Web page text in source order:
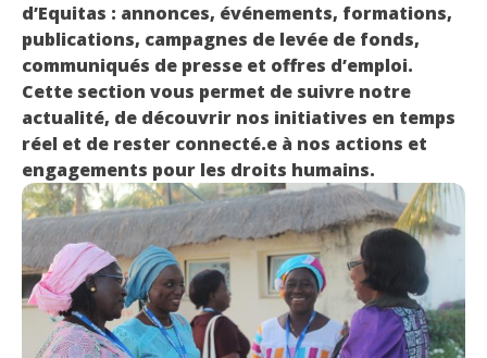
d’Equitas : annonces, événements, formations,
publications, campagnes de levée de fonds,
communiqués de presse et offres d’emploi.
Cette section vous permet de suivre notre
actualité, de découvrir nos initiatives en temps
réel et de rester connecté.e à nos actions et
engagements pour les droits humains.